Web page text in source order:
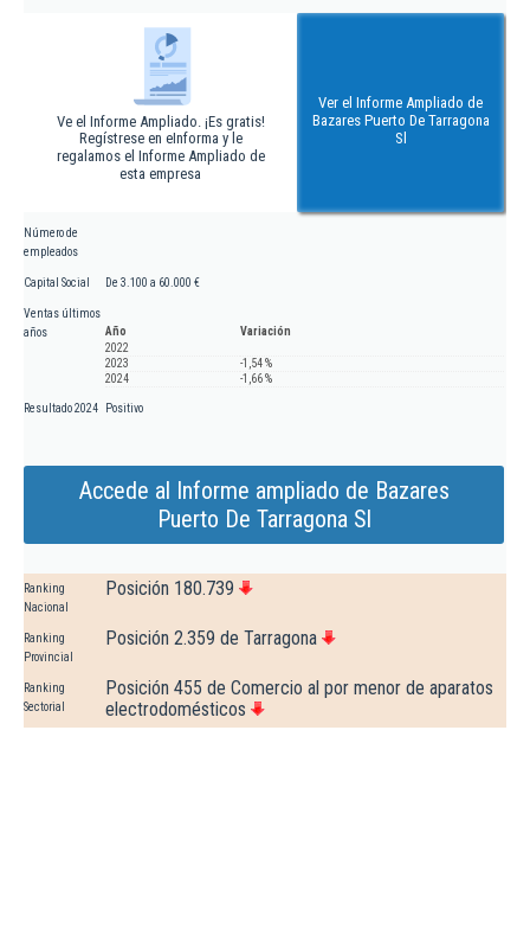
Ve el Informe Ampliado. ¡Es gratis!
Regístrese en eInforma y le
regalamos el Informe Ampliado de
esta empresa
Ver el Informe Ampliado de
Bazares Puerto De Tarragona
Sl
Número de
empleados
Capital Social De 3.100 a 60.000 €
Ventas últimos
años
Año
Variación
2022
2023
-1,54 %
2024
-1,66 %
Resultado 2024 Positivo
Accede al Informe ampliado de Bazares
Puerto De Tarragona Sl
Ranking
Nacional
Posición 180.739
Ranking
Provincial
Posición 2.359 de Tarragona
Ranking
Sectorial
Posición 455 de Comercio al por menor de aparatos
electrodomésticos